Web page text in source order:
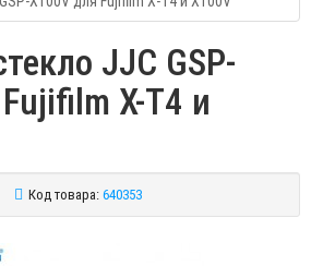
JJC GSP-
X-T4 и
Код товара: 640353